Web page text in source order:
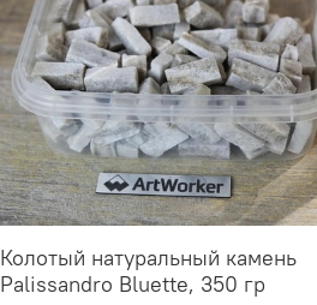
Колотый натуральный камень
Palissandro Bluette, 350 гр